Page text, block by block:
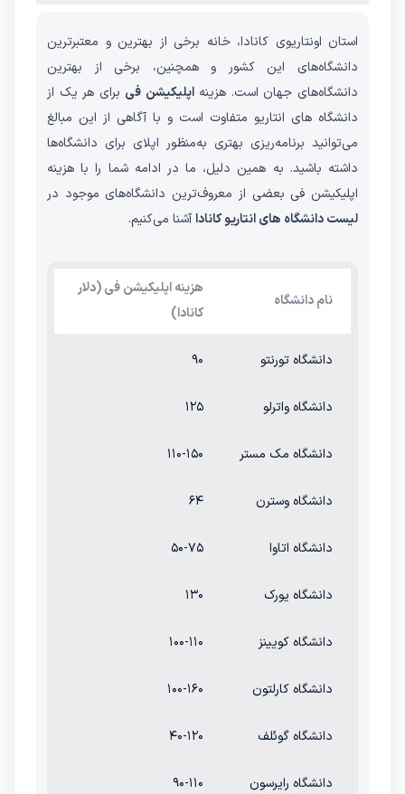
استان اونتاریوی کانادا، خانه برخی از بهترین و معتبرترین
دانشگاه‌های این کشور و همچنین، برخی از بهترین
دانشگاه‌های جهان است. هزینهاپلیکیشن فی برای هر یک از
دانشگاه‌ های انتاریو متفاوت است و با آگاهی از این مبالغ
می‌توانید برنامه‌ریزی بهتری به‌منظور اپلای برای دانشگاه‌ها
داشته باشید. به همین دلیل، ما در ادامه شما را با هزینه
اپلیکیشن فی بعضی از معروف‌ترین دانشگاه‌های موجود در
لیست دانشگاه های انتاریو کاناداآشنا می‌کنیم.
نام دانشگاه
هزینه اپلیکیشن فی (دلار
کانادا)
دانشگاه تورنتو ۹۰
دانشگاه واترلو ۱۲۵
دانشگاه مک مستر ۱۱۰-۱۵۰
دانشگاه وسترن ۶۴
دانشگاه اتاوا ۵۰-۷۵
دانشگاه یورک ۱۳۰
دانشگاه کویینز ۱۰۰-۱۱۰
دانشگاه کارلتون ۱۰۰-۱۶۰
دانشگاه گوئلف ۴۰-۱۲۰
دانشگاه رایرسون ۹۰-۱۱۰